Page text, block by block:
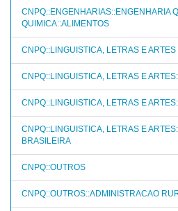
CNPQ::ENGENHARIAS::ENGENHARIA
QUIMICA::ALIMENTOS
CNPQ::LINGUISTICA, LETRAS E ARTES
CNPQ::LINGUISTICA, LETRAS E
CNPQ::LINGUISTICA, LETRAS E
CNPQ::LINGUISTICA, LETRAS E
BRASILEIRA
CNPQ::OUTROS
CNPQ::OUTROS::ADMINISTRACAO